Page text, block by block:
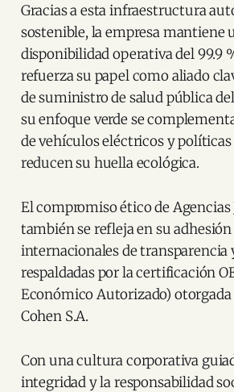
Gracias a esta infraestructura
sostenible, la empresa mantiene
disponibilidad operativa del 99.9
refuerza su papel como aliado
de suministro de salud pública
su enfoque verde se
de vehículos eléctricos y
reducen su huella ecológica.
El compromiso ético de Agencias
también se refleja en su
internacionales de
respaldadas por la certificación
Económico Autorizado) otorgada
Cohen S.A.
Con una cultura corporativa
integridad y la responsabilidad